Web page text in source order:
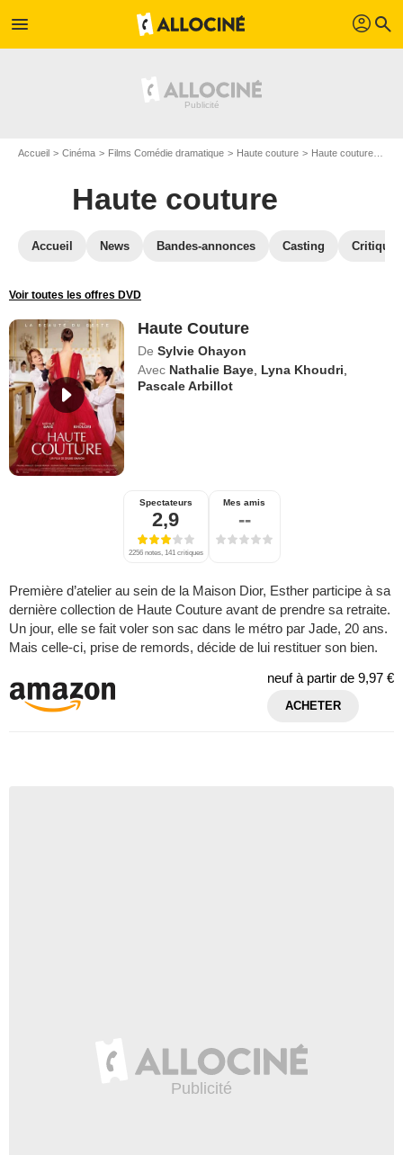
menu profil search
Accueil Cinéma Films Comédie dramatique Haute couture Haute couture en DVD
Haute couture
Accueil News Bandes-annonces Casting
Voir toutes les offres DVD
Haute Couture
De Sylvie Ohayon
Avec Nathalie Baye Lyna Khoudri
Pascale Arbillot
Spectateurs
2,9
2256 notes, 141 critiques
Mes amis
--
Première d’atelier au sein de la Maison Dior, Esther participe à sa
dernière collection de Haute Couture avant de prendre sa retraite.
Un jour, elle se fait voler son sac dans le métro par Jade, 20 ans.
Mais celle-ci, prise de remords, décide de lui restituer son bien.
neuf à partir de 9,97 €
ACHETER